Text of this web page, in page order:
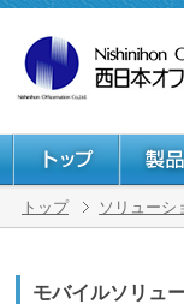
トップ ソリューシ
モバイルソリュ